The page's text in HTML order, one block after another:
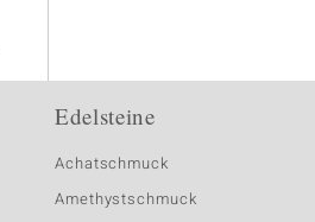
Edelsteine
Achatschmuck
Amethystschmuck